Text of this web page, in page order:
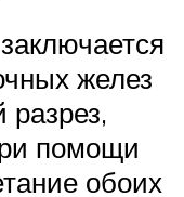
желез
разрез,
помощи
обоих